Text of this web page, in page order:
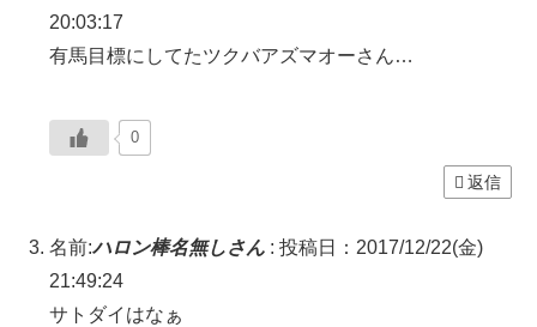
20:03:17
有馬目標にしてたツクバアズマオーさん…
0
返信
名前:ハロン棒名無しさん : 投稿日：2017/12/22(金)
21:49:24
サトダイはなぁ